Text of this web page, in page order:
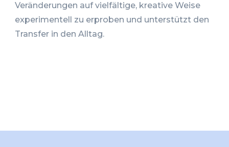
Veränderungen auf vielfältige, kreative Weise
experimentell zu erproben und unterstützt den
Transfer in den Alltag.